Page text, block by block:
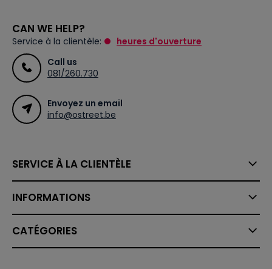
CAN WE HELP?
Service à la clientèle:
heures d'ouverture
Call us
081/260.730
Envoyez un email
info@ostreet.be
SERVICE À LA CLIENTÈLE
INFORMATIONS
CATÉGORIES